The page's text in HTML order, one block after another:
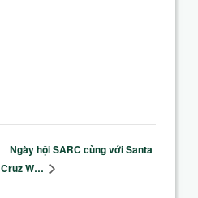
Ngày hội SARC cùng với Santa
Cruz W…